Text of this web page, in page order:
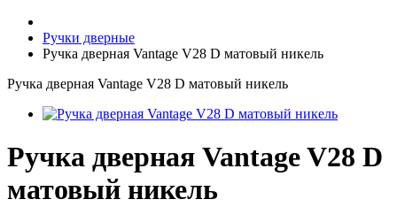
Ручки дверные
Ручка дверная Vantage V28 D матовый никель
Ручка дверная Vantage V28 D матовый никель
Ручка дверная Vantage V28 D
матовый никель